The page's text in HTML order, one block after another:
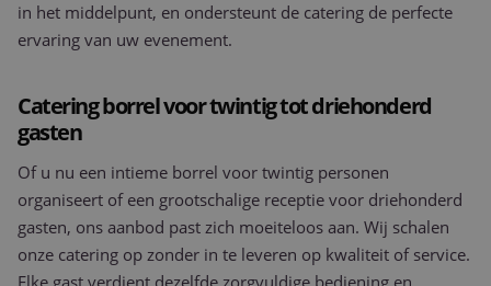
in het middelpunt, en ondersteunt de catering de perfecte
ervaring van uw evenement.
Catering borrel voor twintig tot driehonderd
gasten
Of u nu een intieme borrel voor twintig personen
organiseert of een grootschalige receptie voor driehonderd
gasten, ons aanbod past zich moeiteloos aan. Wij schalen
onze catering op zonder in te leveren op kwaliteit of service.
Elke gast verdient dezelfde zorgvuldige bediening en